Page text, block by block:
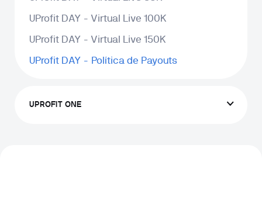
UProfit DAY - Virtual Live 100K
UProfit DAY - Virtual Live 150K
UProfit DAY - Política de Payouts
UPROFIT ONE